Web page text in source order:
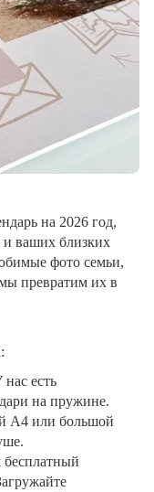
на 2026 год,
и ваших близких
фото семьи,
превратим их в
есть
на пружине.
A4 или большой